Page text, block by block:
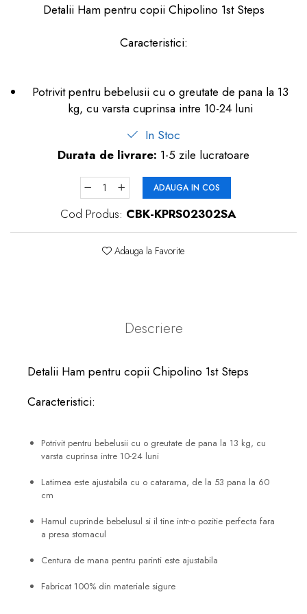
dopuri de urechi
Produse îngrijire copii
Detalii Ham pentru copii Chipolino 1st Steps
Caracteristici:
Potrivit pentru bebelusii cu o greutate de pana la 13
kg, cu varsta cuprinsa intre 10-24 luni
In Stoc
Durata de livrare: 1-5 zile lucratoare
ADAUGA IN COS
Cod Produs: CBK-KPRS02302SA
Adauga la Favorite
Descriere
Detalii Ham pentru copii Chipolino 1st Steps
Caracteristici:
Potrivit pentru bebelusii cu o greutate de pana la 13 kg, cu
varsta cuprinsa intre 10-24 luni
Latimea este ajustabila cu o catarama, de la 53 pana la 60
cm
Hamul cuprinde bebelusul si il tine intr-o pozitie perfecta fara
a presa stomacul
Centura de mana pentru parinti este ajustabila
Fabricat 100% din materiale sigure